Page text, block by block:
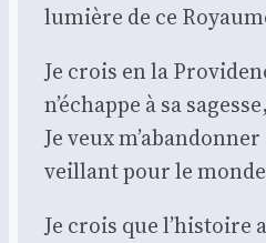
lumière de ce
Je crois en la
n’échappe à sa
Je veux
veillant pour le
Je crois que